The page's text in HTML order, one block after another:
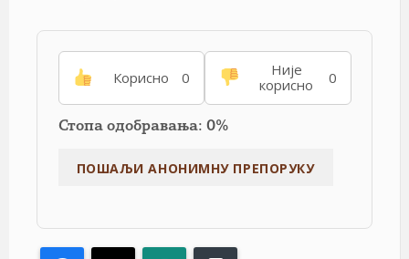
Корисно 0
Није
корисно
0
Стопа одобравања: 0%